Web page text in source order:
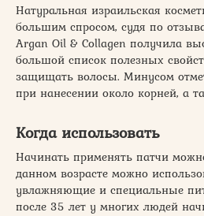
Натуральная израильская
большим спросом, судя по
Argan Oil & Collagen получила
большой список полезных
защищать волосы. Минусом
при нанесении около корней, а
Когда использовать
Начинать применять патчи
данном возрасте можно
увлажняющие и специальные
после 35 лет у многих людей